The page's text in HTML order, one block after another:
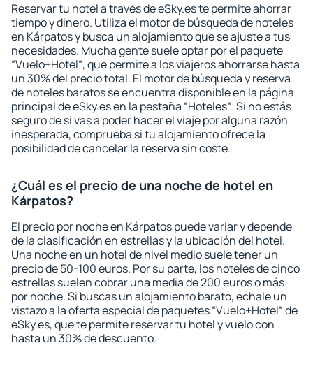
Reservar tu hotel a través de eSky.es te permite ahorrar
tiempo y dinero. Utiliza el motor de búsqueda de hoteles
en Kárpatos y busca un alojamiento que se ajuste a tus
necesidades. Mucha gente suele optar por el paquete
“Vuelo+Hotel“, que permite a los viajeros ahorrarse hasta
un 30% del precio total. El motor de búsqueda y reserva
de hoteles baratos se encuentra disponible en la página
principal de eSky.es en la pestaña “Hoteles“. Si no estás
seguro de si vas a poder hacer el viaje por alguna razón
inesperada, comprueba si tu alojamiento ofrece la
posibilidad de cancelar la reserva sin coste.
¿Cuál es el precio de una noche de hotel en
Kárpatos?
El precio por noche en Kárpatos puede variar y depende
de la clasificación en estrellas y la ubicación del hotel.
Una noche en un hotel de nivel medio suele tener un
precio de 50-100 euros. Por su parte, los hoteles de cinco
estrellas suelen cobrar una media de 200 euros o más
por noche. Si buscas un alojamiento barato, échale un
vistazo a la oferta especial de paquetes “Vuelo+Hotel“ de
eSky.es, que te permite reservar tu hotel y vuelo con
hasta un 30% de descuento.